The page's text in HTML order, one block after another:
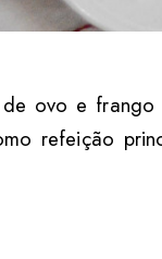
de ovo e
refeição